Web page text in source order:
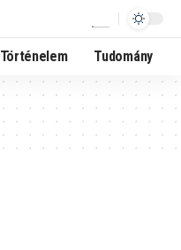
Történelem Tudomány